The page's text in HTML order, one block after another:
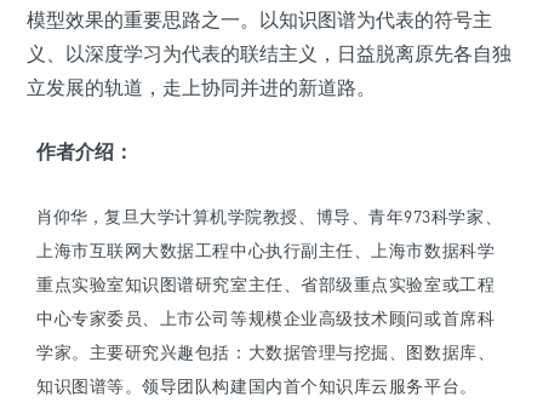
模型效果的重要思路之一。以知识图谱为代表的符号主
义、以深度学习为代表的联结主义，日益脱离原先各自独
立发展的轨道，走上协同并进的新道路。
作者介绍：
肖仰华， 复旦大学计算机学院教授、博导、青年973科学家、
上海市互联网大数据工程中心执行副主任、上海市数据科学
重点实验室知识图谱研究室主任、省部级重点实验室或工程
中心专家委员、上市公司等规模企业高级技术顾问或首席科
学家。主要研究兴趣包括：大数据管理与挖掘、图数据库、
知识图谱等。领导团队构建国内首个知识库云服务平台。